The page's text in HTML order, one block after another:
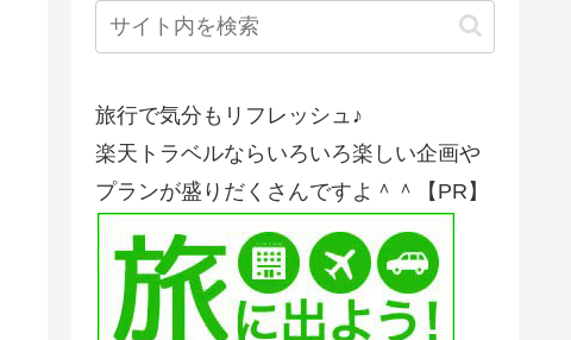
旅行で気分もリフレッシュ♪
楽天トラベルならいろいろ楽しい企画や
プランが盛りだくさんですよ＾＾【PR】